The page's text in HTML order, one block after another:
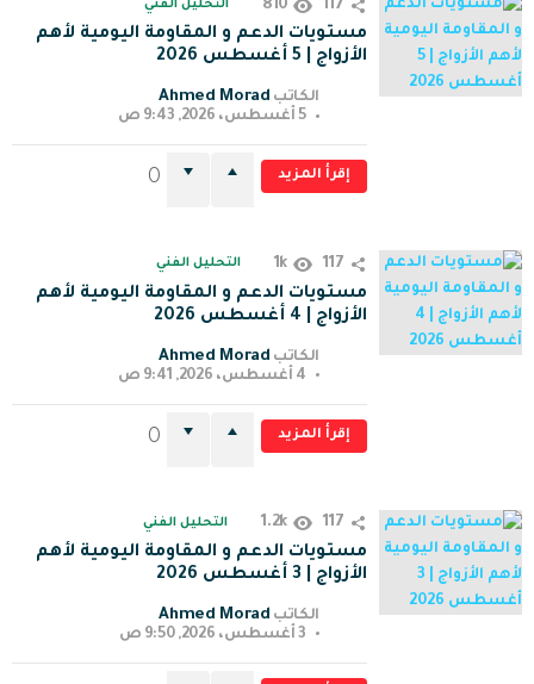
117
810 التحليل الفني
مستويات الدعم و المقاومة اليومية لأهم
الأزواج | 5 أغسطس 2026
الكاتب Ahmed Morad
5 أغسطس، 2026, 9:43 ص
إقرأ المزيد 0
117
1k التحليل الفني
مستويات الدعم و المقاومة اليومية لأهم
الأزواج | 4 أغسطس 2026
الكاتب Ahmed Morad
4 أغسطس، 2026, 9:41 ص
إقرأ المزيد 0
117
1.2k التحليل الفني
مستويات الدعم و المقاومة اليومية لأهم
الأزواج | 3 أغسطس 2026
الكاتب Ahmed Morad
3 أغسطس، 2026, 9:50 ص